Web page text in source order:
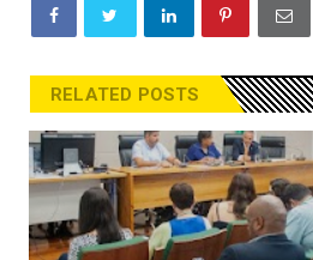
RELATED POSTS